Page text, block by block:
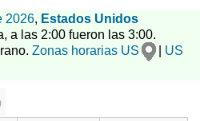
2026, Estados Unidos
a las 2:00 fueron las 3:00.
Zonas horarias US
US